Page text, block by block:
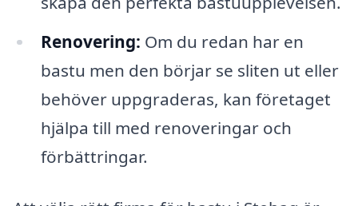
Renovering: Om du redan har en
bastu men den börjar se sliten ut eller
behöver uppgraderas, kan företaget
hjälpa till med renoveringar och
förbättringar.